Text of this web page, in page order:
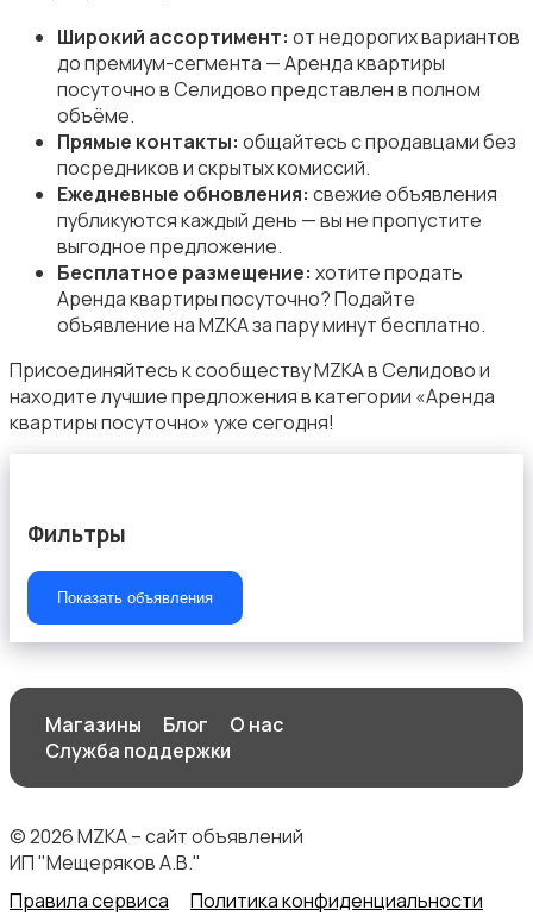
Широкий ассортимент: от недорогих вариантов
до премиум-сегмента — Аренда квартиры
посуточно в Селидово представлен в полном
объёме.
Прямые контакты: общайтесь с продавцами без
посредников и скрытых комиссий.
Ежедневные обновления: свежие объявления
публикуются каждый день — вы не пропустите
выгодное предложение.
Бесплатное размещение: хотите продать
Аренда квартиры посуточно? Подайте
объявление на MZKA за пару минут бесплатно.
Присоединяйтесь к сообществу MZKA в Селидово и
находите лучшие предложения в категории «Аренда
квартиры посуточно» уже сегодня!
Фильтры
Показать объявления
Магазины Блог
О нас
Служба поддержки
© 2026 MZKA – сайт объявлений
ИП "Мещеряков А.В."
Правила сервиса
Политика конфиденциальности